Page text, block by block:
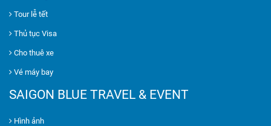
Tour lễ tết
Thủ tục Visa
Cho thuê xe
Vé máy bay
SAIGON BLUE TRAVEL & EVENT
Hình ảnh